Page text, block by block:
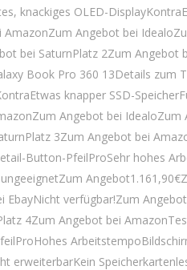
knackiges OLED-
Angebot bei
bei SaturnPlatz 2Zum Angebot
Book Pro 360 13Details zum
knapper SSD-
Angebot bei IdealoZum
3Zum Angebot bei
Button-PfeilProSehr hohes
EbayNicht verfügbar!Zum
4Zum Angebot bei
erweiterbarKein